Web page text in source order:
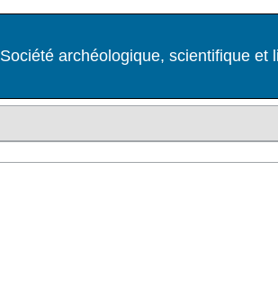
Société archéologique, scientifique et